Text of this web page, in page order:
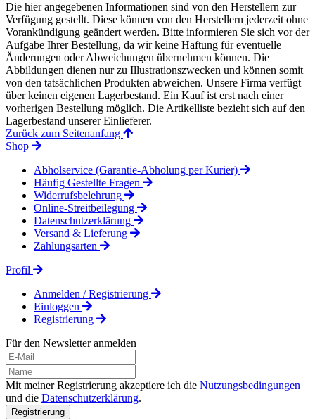
Die hier angegebenen Informationen sind von den Herstellern zur
Verfügung gestellt. Diese können von den Herstellern jederzeit ohne
Vorankündigung geändert werden. Bitte informieren Sie sich vor der
Aufgabe Ihrer Bestellung, da wir keine Haftung für eventuelle
Änderungen oder Abweichungen übernehmen können. Die
Abbildungen dienen nur zu Illustrationszwecken und können somit
von den tatsächlichen Produkten abweichen. Unsere Firma verfügt
über keinen eigenen Lagerbestand. Ein Kauf ist erst nach einer
vorherigen Bestellung möglich. Die Artikelliste bezieht sich auf den
Lagerbestand unserer Einlieferer.
Zurück zum Seitenanfang
Shop
Abholservice (Garantie-Abholung per Kurier)
Häufig Gestellte Fragen
Widerrufsbelehrung
Online-Streitbeilegung
Datenschutzerklärung
Versand & Lieferung
Zahlungsarten
Profil
Anmelden / Registrierung
Einloggen
Registrierung
Für den Newsletter anmelden
Mit meiner Registrierung akzeptiere ich die Nutzungsbedingungen
und die Datenschutzerklärung.
Registrierung